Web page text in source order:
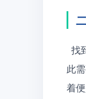
此
着